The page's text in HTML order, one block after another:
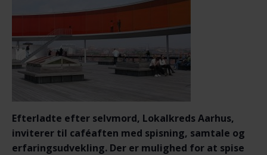
Efterladte efter selvmord, Lokalkreds Aarhus,
inviterer til caféaften med spisning, samtale og
erfaringsudvekling. Der er mulighed for at spise